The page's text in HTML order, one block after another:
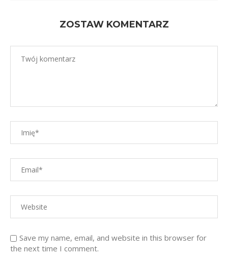
ZOSTAW KOMENTARZ
Save my name, email, and website in this browser for
the next time I comment.